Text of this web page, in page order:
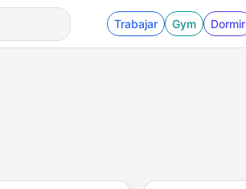
Trabajar Gym Dormir